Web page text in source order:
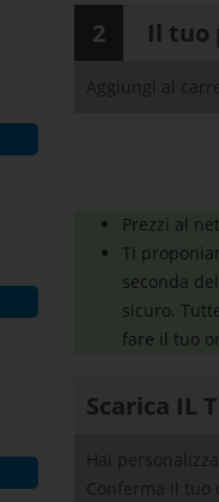
2 Il tuo
Aggiungi al
Prezzi al
Ti
seconda
sicuro.
fare il tuo
Scarica IL
Hai
Conferma il tuo